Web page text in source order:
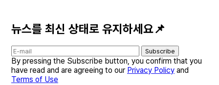
뉴스를 최신 상태로 유지하세요📌
Subscribe
By pressing the Subscribe button, you confirm that you
have read and are agreeing to our Privacy Policy and
Terms of Use